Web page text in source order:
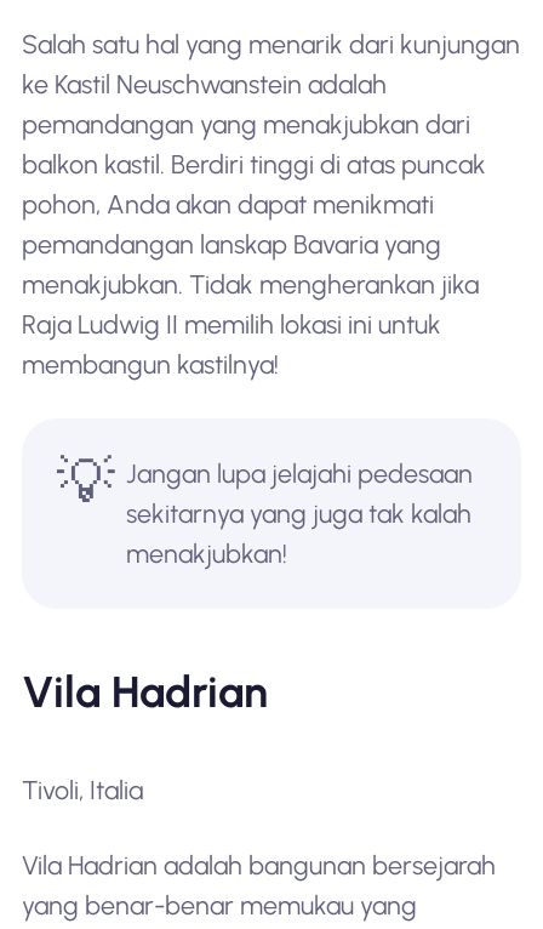
Salah satu hal yang menarik dari kunjungan
ke Kastil Neuschwanstein adalah
pemandangan yang menakjubkan dari
balkon kastil. Berdiri tinggi di atas puncak
pohon, Anda akan dapat menikmati
pemandangan lanskap Bavaria yang
menakjubkan. Tidak mengherankan jika
Raja Ludwig II memilih lokasi ini untuk
membangun kastilnya!
💡 Jangan lupa jelajahi pedesaan
sekitarnya yang juga tak kalah
menakjubkan!
Vila Hadrian
Tivoli, Italia
Vila Hadrian adalah bangunan bersejarah
yang benar-benar memukau yang